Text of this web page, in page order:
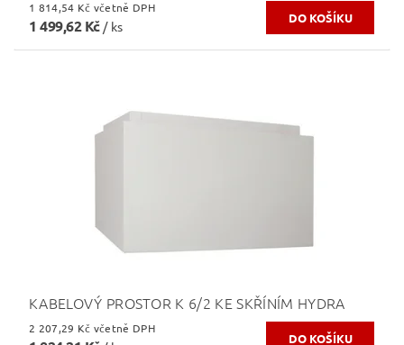
1 814,54 Kč včetně DPH
1 499,62 Kč / ks
KABELOVÝ PROSTOR K 6/2 KE SKŘÍNÍM HYDRA
2 207,29 Kč včetně DPH